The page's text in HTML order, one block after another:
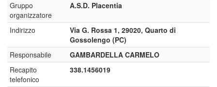
Gruppo
organizzatore
A.S.D. Placentia
Indirizzo
Via G. Rossa 1, 29020, Quarto di
Gossolengo (PC)
Responsabile
GAMBARDELLA CARMELO
Recapito
telefonico
338.1456019